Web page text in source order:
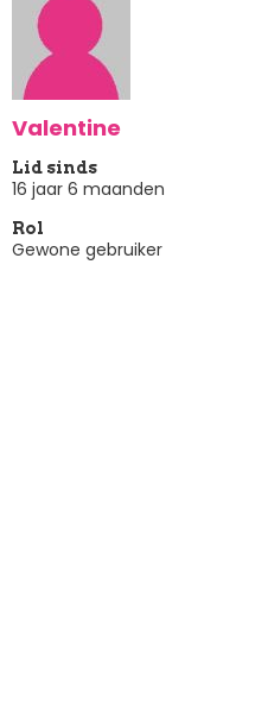
Valentine
Lid sinds
16 jaar 6 maanden
Rol
Gewone gebruiker